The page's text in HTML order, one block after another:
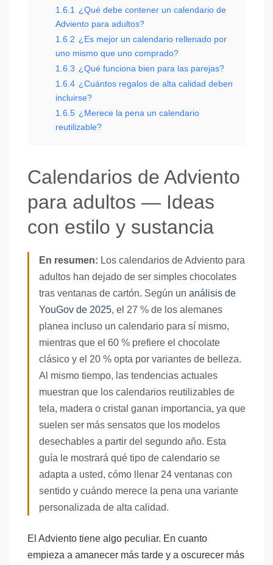
1.6.1
¿Qué debe contener un calendario de
Adviento para adultos?
1.6.2 ¿Es mejor un calendario rellenado por
uno mismo que uno comprado?
1.6.3 ¿Qué funciona bien para las parejas?
1.6.4 ¿Cuántos regalos de alta calidad deben
incluirse?
1.6.5 ¿Merece la pena un calendario
reutilizable?
Calendarios de Adviento
para adultos — Ideas
con estilo y sustancia
En resumen: Los calendarios de Adviento para
adultos han dejado de ser simples chocolates
tras ventanas de cartón. Según un análisis de
YouGov de 2025, el 27 % de los alemanes
planea incluso un calendario para sí mismo,
mientras que el 60 % prefiere el chocolate
clásico y el 20 % opta por variantes de belleza.
Al mismo tiempo, las tendencias actuales
muestran que los calendarios reutilizables de
tela, madera o cristal ganan importancia, ya que
suelen ser más sensatos que los modelos
desechables a partir del segundo año. Esta
guía le mostrará qué tipo de calendario se
adapta a usted, cómo llenar 24 ventanas con
sentido y cuándo merece la pena una variante
personalizada de alta calidad.
El Adviento tiene algo peculiar. En cuanto
empieza a amanecer más tarde y a oscurecer más